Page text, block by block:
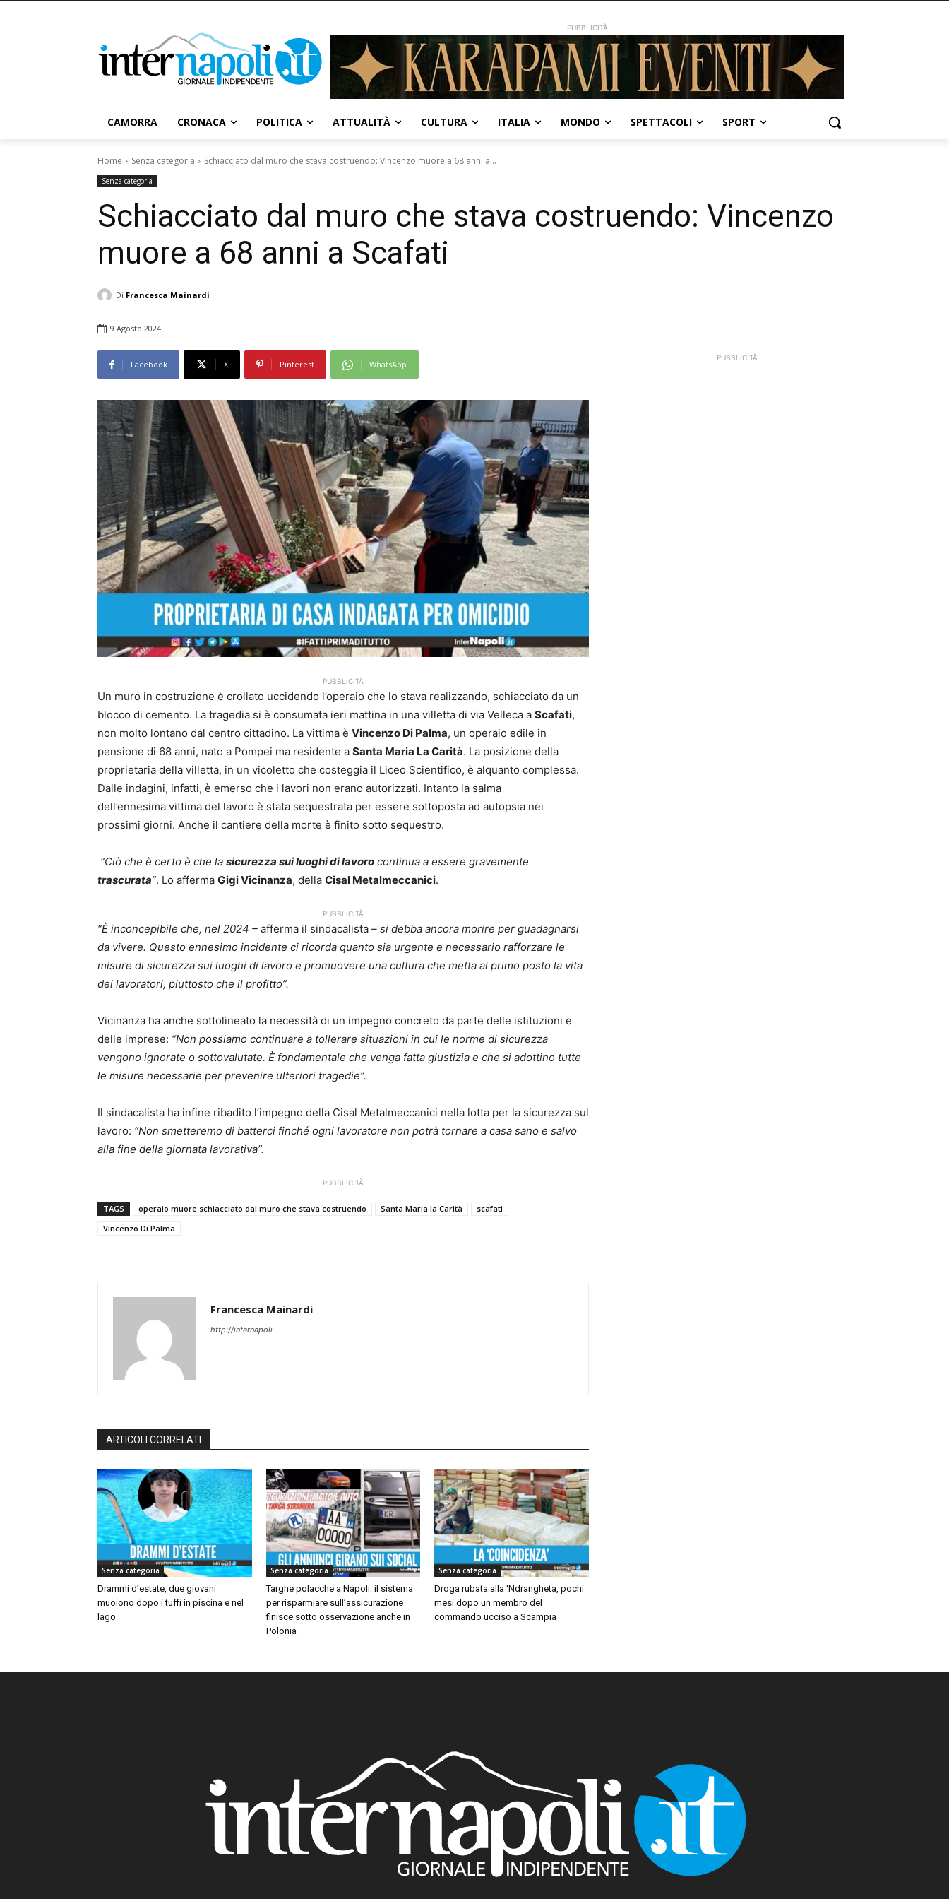
PUBBLICITÀ
CAMORRA CRONACA POLITICA ATTUALITÀ CULTURA ITALIA MONDO SPETTACOLI SPORT
Home Senza categoria Schiacciato dal muro che stava costruendo: Vincenzo muore a 68 anni a...
Senza categoria
Schiacciato dal muro che stava costruendo: Vincenzo
muore a 68 anni a Scafati
Di Francesca Mainardi
9 Agosto 2024
Facebook X Pinterest WhatsApp
PUBBLICITÀ
Un muro in costruzione è crollato uccidendo l’operaio che lo stava realizzando, schiacciato da un
blocco di cemento. La tragedia si è consumata ieri mattina in una villetta di via Velleca a Scafati,
non molto lontano dal centro cittadino. La vittima è Vincenzo Di Palma, un operaio edile in
pensione di 68 anni, nato a Pompei ma residente a Santa Maria La Carità. La posizione della
proprietaria della villetta, in un vicoletto che costeggia il Liceo Scientifico, è alquanto complessa.
Dalle indagini, infatti, è emerso che i lavori non erano autorizzati. Intanto la salma
dell’ennesima vittima del lavoro è stata sequestrata per essere sottoposta ad autopsia nei
prossimi giorni. Anche il cantiere della morte è finito sotto sequestro.
“Ciò che è certo è che la sicurezza sui luoghi di lavoro continua a essere gravemente
trascurata”. Lo afferma Gigi Vicinanza, della Cisal Metalmeccanici.
PUBBLICITÀ
“È inconcepibile che, nel 2024 – afferma il sindacalista – si debba ancora morire per guadagnarsi
da vivere. Questo ennesimo incidente ci ricorda quanto sia urgente e necessario rafforzare le
misure di sicurezza sui luoghi di lavoro e promuovere una cultura che metta al primo posto la vita
dei lavoratori, piuttosto che il profitto”.
Vicinanza ha anche sottolineato la necessità di un impegno concreto da parte delle istituzioni e
delle imprese: “Non possiamo continuare a tollerare situazioni in cui le norme di sicurezza
vengono ignorate o sottovalutate. È fondamentale che venga fatta giustizia e che si adottino tutte
le misure necessarie per prevenire ulteriori tragedie”.
Il sindacalista ha infine ribadito l’impegno della Cisal Metalmeccanici nella lotta per la sicurezza sul
lavoro: “Non smetteremo di batterci finché ogni lavoratore non potrà tornare a casa sano e salvo
alla fine della giornata lavorativa”.
PUBBLICITÀ
TAGS operaio muore schiacciato dal muro che stava costruendo Santa Maria la Carità
scafati
Vincenzo Di Palma
Francesca Mainardi
http://internapoli
ARTICOLI CORRELATI
Senza categoria
Drammi d’estate, due giovani
muoiono dopo i tuffi in piscina e nel
lago
Senza categoria
Targhe polacche a Napoli: il sistema
per risparmiare sull’assicurazione
finisce sotto osservazione anche in
Polonia
Senza categoria
Droga rubata alla ‘Ndrangheta, pochi
mesi dopo un membro del
commando ucciso a Scampia
PUBBLICITÀ